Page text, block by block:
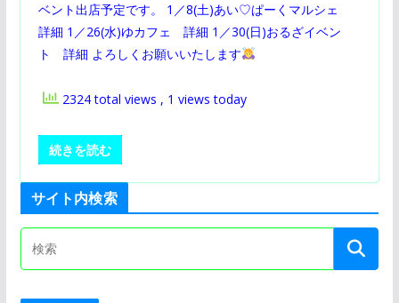
ベント出店予定です。 1／8(土)あい♡ぱーくマルシェ
詳細 1／26(水)ゆカフェ 詳細 1／30(日)おるざイベン
ト 詳細 よろしくお願いいたします
2324 total views , 1 views today
続きを読む
サイト内検索